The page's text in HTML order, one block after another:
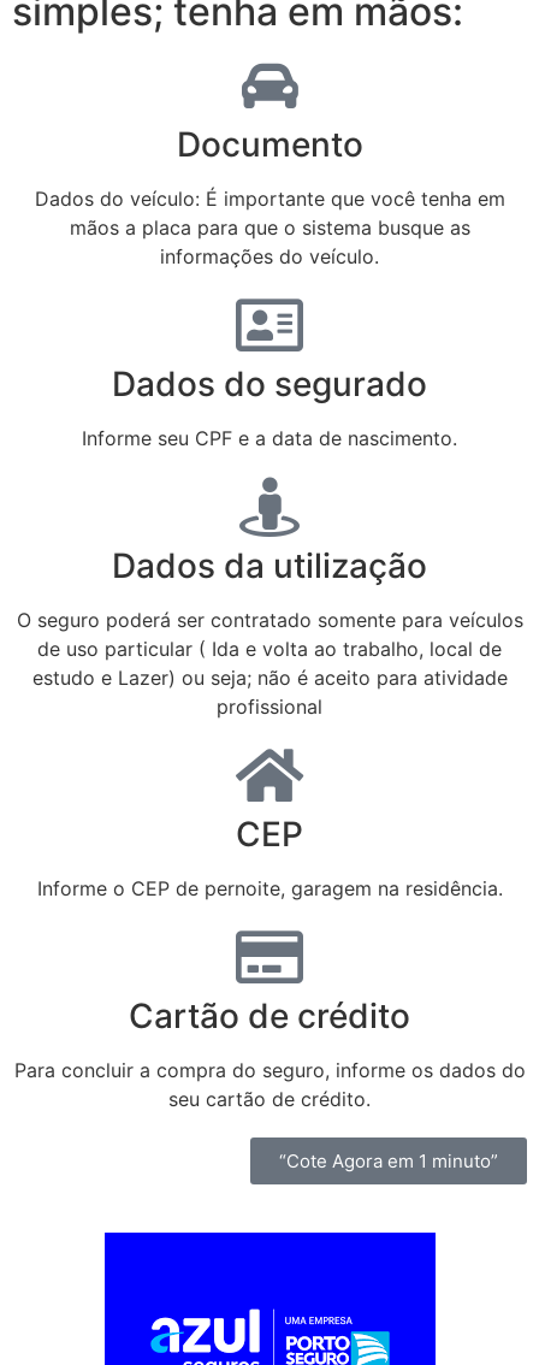
simples; tenha em mãos:
Documento
Dados do veículo: É importante que você tenha em
mãos a placa para que o sistema busque as
informações do veículo.
Dados do segurado
Informe seu CPF e a data de nascimento.
Dados da utilização
O seguro poderá ser contratado somente para veículos
de uso particular ( Ida e volta ao trabalho, local de
estudo e Lazer) ou seja; não é aceito para atividade
profissional
CEP
Informe o CEP de pernoite, garagem na residência.
Cartão de crédito
Para concluir a compra do seguro, informe os dados do
seu cartão de crédito.
“Cote Agora em 1 minuto”